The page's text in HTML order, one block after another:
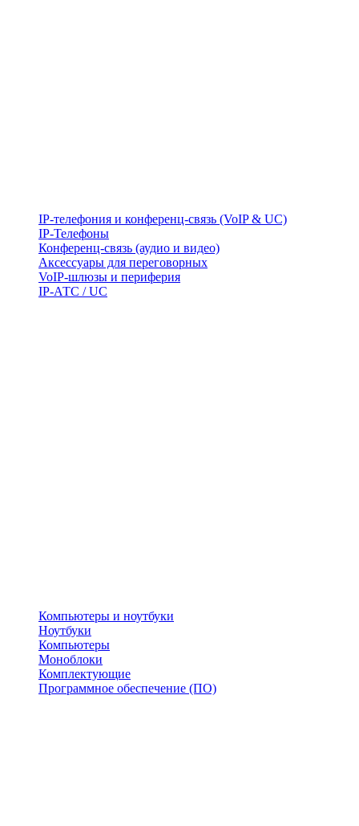
IP-телефония и конференц-связь (VoIP & UC)
IP-Телефоны
Конференц-связь (аудио и видео)
Аксессуары для переговорных
VoIP-шлюзы и периферия
IP-АТС / UC
Компьютеры и ноутбуки
Ноутбуки
Компьютеры
Моноблоки
Комплектующие
Программное обеспечение (ПО)